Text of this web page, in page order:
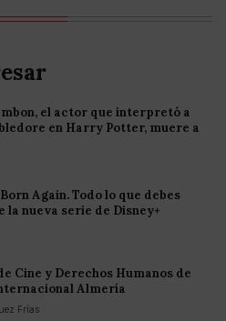
el actor que interpretó a
en Harry Potter, muere a
Again. Todo lo que debes
la nueva serie de Disney+
Cine y Derechos Humanos de
Almería
Frías